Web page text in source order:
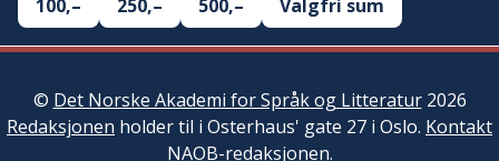
100,–
250,– 500,– Valgfri sum
© Det Norske Akademi for Språk og Litteratur2026
Redaksjonen holder til i Osterhaus' gate 27 i Oslo. Kontakt
NAOB-redaksjonen.